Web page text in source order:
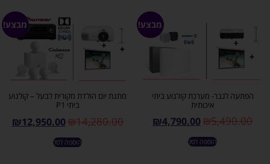
מבצע!
הפתעה לגבר- מערכת קולנוע ביתי
איכותית
₪5,490.00
₪4,790.00
הוספה לסל
מבצע!
מתנת יום הולדת מקורית לבעל – קולנוע
ביתי P1
₪14,280.00
₪12,950.00
הוספה לסל